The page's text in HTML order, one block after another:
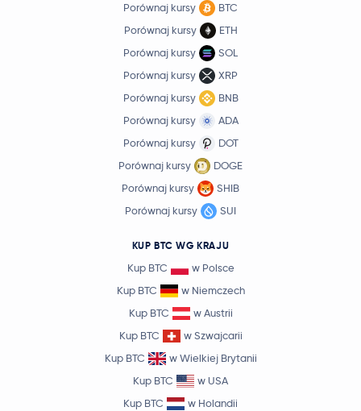
Porównaj kursy
BTC
Porównaj kursy
ETH
Porównaj kursy
SOL
Porównaj kursy
XRP
Porównaj kursy
BNB
Porównaj kursy
ADA
Porównaj kursy
DOT
Porównaj kursy
DOGE
Porównaj kursy
SHIB
Porównaj kursy
SUI
KUP BTC WG KRAJU
Kup BTC
w Polsce
Kup BTC
w Niemczech
Kup BTC
w Austrii
Kup BTC
w Szwajcarii
Kup BTC
w Wielkiej Brytanii
Kup BTC
w USA
Kup BTC
w Holandii